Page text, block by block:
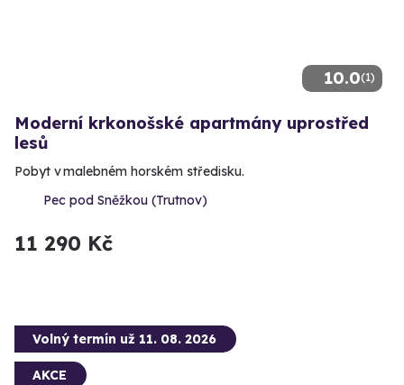
10.0(1)
Moderní krkonošské apartmány uprostřed
lesů
Pobyt v malebném horském středisku.
Pec pod Sněžkou (Trutnov)
11 290 Kč
Volný termín už 11. 08. 2026
AKCE